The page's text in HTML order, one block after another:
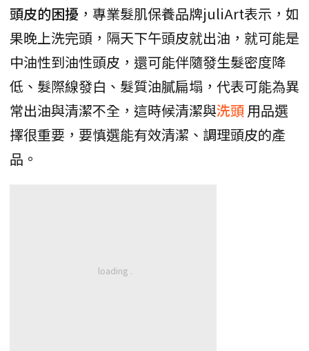
頭皮的困擾 ，專業髮肌保養品牌juliArt表示，如
果晚上洗完頭，隔天下午頭皮就出油，就可能是
中油性到油性頭皮，還可能伴隨發生髮密度降
低、髮際線發白、髮質油膩扁塌，代表可能為異
常出油與清潔不全，這時候清潔與洗頭用品選
擇很重要，要慎選能有效清潔、調理頭皮的產
品。